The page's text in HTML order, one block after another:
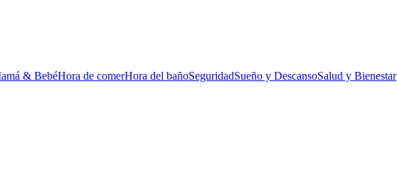
& BebéHora de comerHora del bañoSeguridadSueño y DescansoSalud y Bienestar